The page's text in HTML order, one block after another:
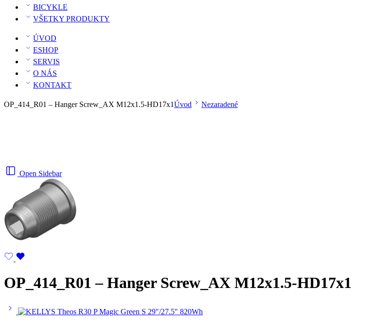
BICYKLE
VŠETKY PRODUKTY
ÚVOD
ESHOP
SERVIS
O NÁS
KONTAKT
OP_414_R01 – Hanger Screw_AX M12x1.5-HD17x1Úvod Nezaradené
Open Sidebar
OP_414_R01 – Hanger Screw_AX M12x1.5-HD17x1